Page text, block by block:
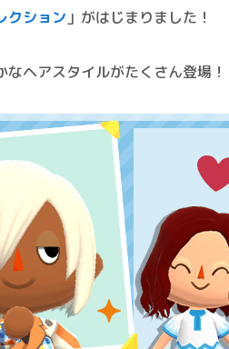
クション 」がはじまりました！
ヘアスタイルがたくさん登場！